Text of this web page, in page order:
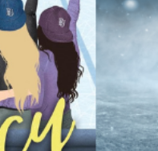
weiterlesen...